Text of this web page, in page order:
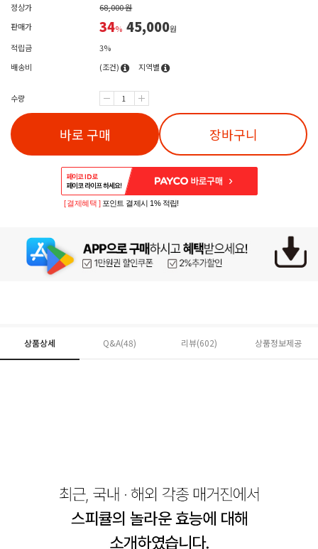
정상가
68,000 원
판매가
34% 45,000원
적립금
3%
배송비
(조건) 지역별
수량
바로 구매 장바구니
페이코 ID로 페
PAYCO 바로구매
[ 결제혜택 ] 포인트 결제시 1% 적립!
상품상세 Q&A(48) 리뷰(602) 상품정보제공